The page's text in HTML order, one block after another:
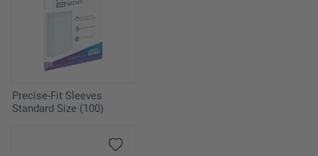
Precise-Fit Sleeves
Standard Size (100)